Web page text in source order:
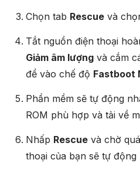
Chọn tab Rescuevà
Tắt nguồn điện thoại
Giảm âm lượngvà cắm
để vào chế độ Fastboot
Phần mềm sẽ tự động
ROM phù hợp và tải về
Nhấp Rescuevà chờ
thoại của bạn sẽ tự động